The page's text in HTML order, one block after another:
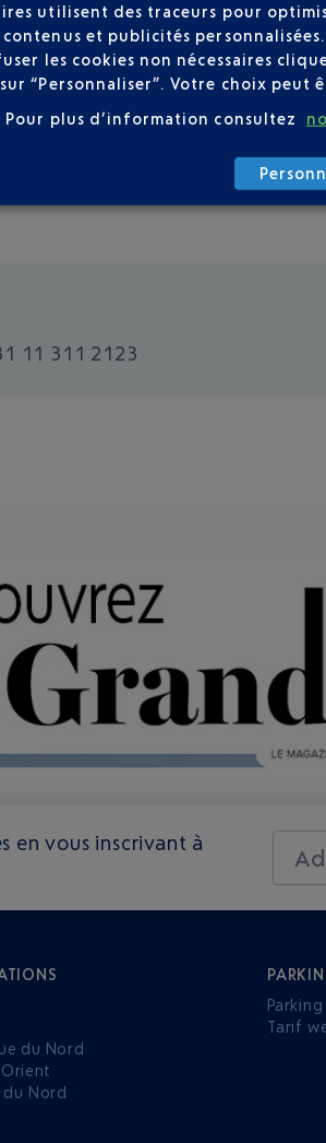
27 °C
11 311 2123
en vous inscrivant à
du Nord
Nord
Parking
Tarif
utilisent des traceurs pour
et publicités
les cookies non nécessaires
“Personnaliser”. Votre choix
Pour plus d’information consultez